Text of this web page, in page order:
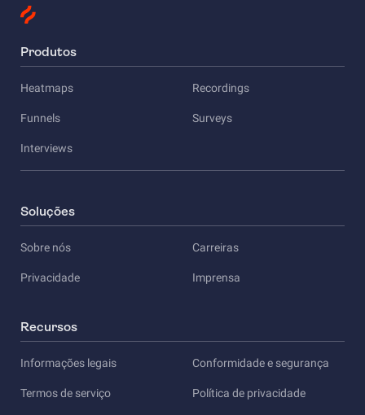
Produtos
Heatmaps Recordings
Funnels Surveys
Interviews
Soluções
Sobre nós Carreiras
Privacidade Imprensa
Recursos
Informações legais Conformidade e segurança
Termos de serviço Política de privacidade